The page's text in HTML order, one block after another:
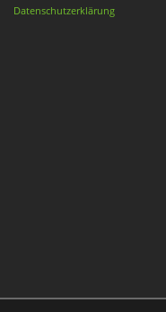
Datenschutzerklärung